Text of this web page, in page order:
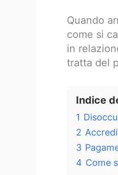
Quando
come si
in
tratta del
Indice
1
2
3
4 Come